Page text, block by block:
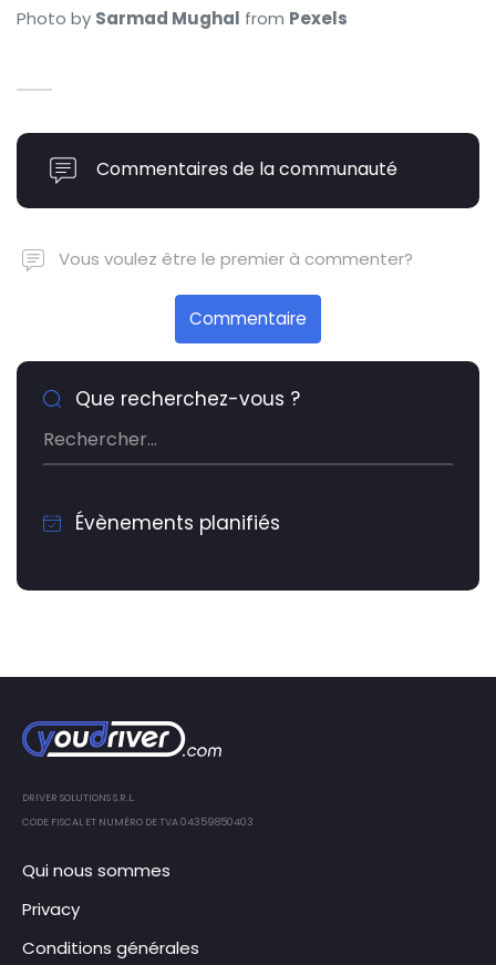
Photo by Sarmad Mughal from Pexels
Commentaires de la communauté
Vous voulez être le premier à commenter?
Commentaire
Que recherchez-vous ?
Évènements planifiés
DRIVER SOLUTIONS S.R.L.
CODE FISCAL ET NUMÉRO DE TVA 04359850403
Qui nous sommes
Privacy
Conditions générales